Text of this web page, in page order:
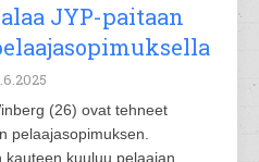
JYP-paitaan
(26) ovat tehneet
pelaajasopimuksen.
kauteen kuuluu pelaajan